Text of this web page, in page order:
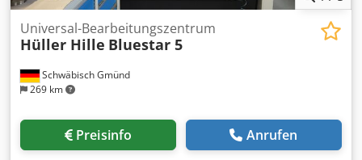
Hirsch Team
Schwäbisch Gmünd
269 km
Universal-Bearbeitungszentrum
Hüller Hille Bluestar 5
Preisinfo Anrufen